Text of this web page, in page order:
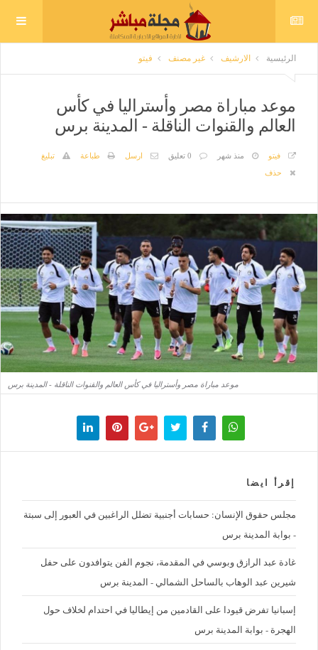
الرئيسية الارشيف غير مصنف فيتو
موعد مباراة مصر وأستراليا في كأس
العالم والقنوات الناقلة - المدينة برس
فيتو منذ شهر 0 تعليق ارسل طباعة
تبليغ
حذف
موعد مباراة مصر وأستراليا في كأس العالم والقنوات الناقلة - المدينة برس
إقرأ ايضا
مجلس حقوق الإنسان: حسابات أجنبية تضلل الراغبين في العبور إلى سبتة
- بوابة المدينة برس
غادة عبد الرازق وبوسي في المقدمة، نجوم الفن يتوافدون على حفل
شيرين عبد الوهاب بالساحل الشمالي - المدينة برس
إسبانيا تفرض قيودا على القادمين من إيطاليا في احتدام لخلاف حول
الهجرة - بوابة المدينة برس